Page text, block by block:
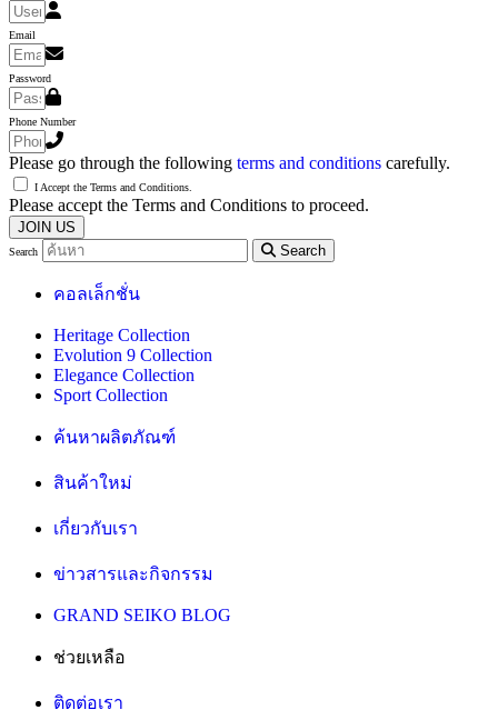
Email
Password
Phone Number
Please go through the following terms and conditions carefully.
I Accept the Terms and Conditions.
Please accept the Terms and Conditions to proceed.
JOIN US
Search Search
คอลเล็กชั่น
Heritage Collection
Evolution 9 Collection
Elegance Collection
Sport Collection
ค้นหาผลิตภัณฑ์
สินค้าใหม่
เกี่ยวกับเรา
ข่าวสารและกิจกรรม
GRAND SEIKO BLOG
ช่วยเหลือ
ติดต่อเรา